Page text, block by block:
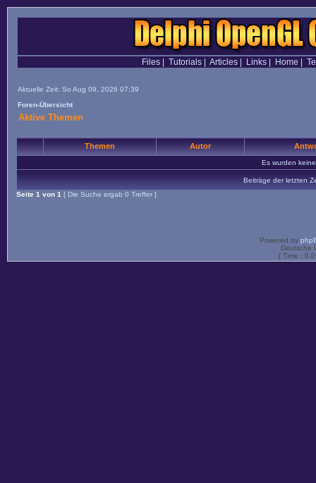
Files| Tutorials| Articles| Links| Home
Aktuelle Zeit: So Aug 09, 2026 07:39
Foren-Übersicht
Aktive Themen
Themen Autor
Es wurden
Beiträge der letzten
Seite 1 von 1 [ Die Suche ergab 0 Treffer ]
Powered by
Deutsche
[ Time :